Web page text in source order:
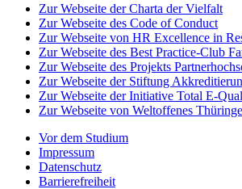
Zur Webseite der Charta der Vielfalt
Zur Webseite des Code of Conduct
Zur Webseite von HR Excellence in
Zur Webseite des Best Practice-Club
Zur Webseite des Projekts
Zur Webseite der Stiftung
Zur Webseite der Initiative Total E-
Zur Webseite von Weltoffenes
Vor dem Studium
Impressum
Datenschutz
Barrierefreiheit